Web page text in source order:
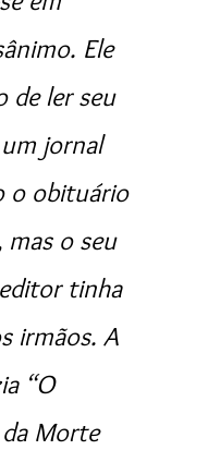
Ele
de ler seu
jornal
o obituário
mas o seu
tinha
irmãos. A
“O
Morte